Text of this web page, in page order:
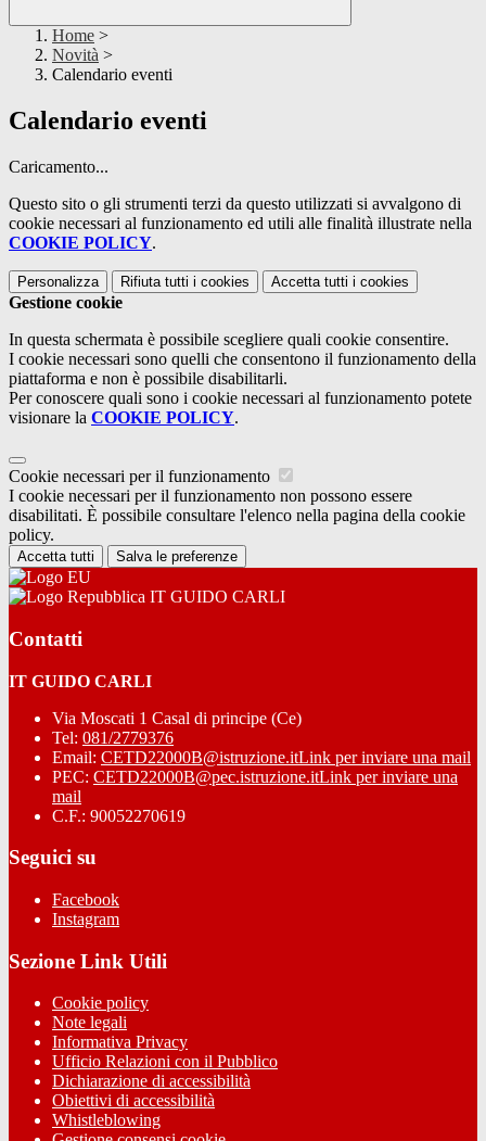
Home >
Novità >
Calendario eventi
Calendario eventi
Caricamento...
Questo sito o gli strumenti terzi da questo utilizzati si avvalgono di
cookie necessari al funzionamento ed utili alle finalità illustrate nella
COOKIE POLICY.
Personalizza Rifiuta tutti i cookies Accetta tutti i cookies
Gestione cookie
In questa schermata è possibile scegliere quali cookie consentire.
I cookie necessari sono quelli che consentono il funzionamento della
piattaforma e non è possibile disabilitarli.
Per conoscere quali sono i cookie necessari al funzionamento potete
visionare la COOKIE POLICY.
Cookie necessari per il funzionamento
I cookie necessari per il funzionamento non possono essere
disabilitati. È possibile consultare l'elenco nella pagina della cookie
policy.
Accetta tutti Salva le preferenze
IT GUIDO CARLI
Contatti
IT GUIDO CARLI
Via Moscati 1 Casal di principe (Ce)
Tel: 081/2779376
Email: CETD22000B@istruzione.itLink per inviare una mail
PEC: CETD22000B@pec.istruzione.itLink per inviare una
mail
C.F.: 90052270619
Seguici su
Facebook
Instagram
Sezione Link Utili
Cookie policy
Note legali
Informativa Privacy
Ufficio Relazioni con il Pubblico
Dichiarazione di accessibilità
Obiettivi di accessibilità
Whistleblowing